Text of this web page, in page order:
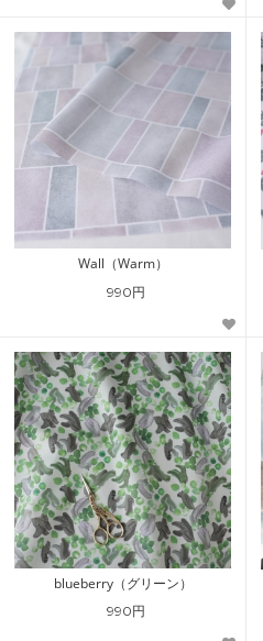
Wall（Warm）
990円
blueberry（グリーン）
990円